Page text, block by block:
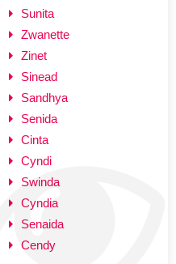
Sunita
Zwanette
Zinet
Sinead
Sandhya
Senida
Cinta
Cyndi
Swinda
Cyndia
Senaida
Cendy